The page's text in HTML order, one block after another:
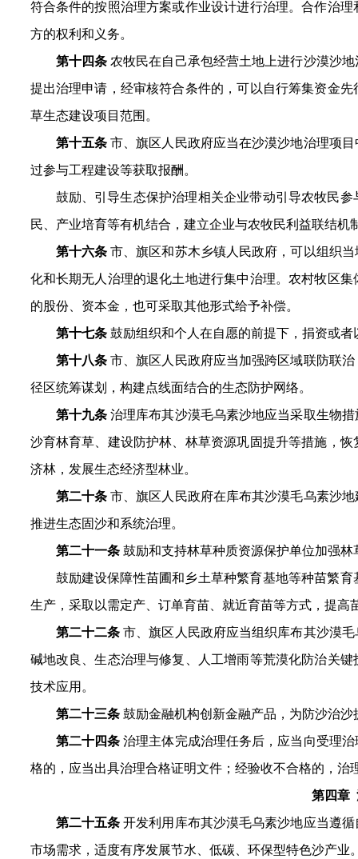
符合条件的按照治理方案或作业设计进行治理。合作治
方的权利和义务。
第十四条 农牧民在自己承包经营土地上进行沙漠沙
提出治理申请，经审核符合条件的，可以自行筹集资金
草生态建设项目范围。
第十五条市、旗区人民政府应当在沙漠沙地治理项
过参与工程建设等获取报酬。
鼓励、引导生态保护治理相关企业带动引导农牧民
民、产业培育等有机结合，建立企业与农牧民利益联结机
第十六条市 、旗区和苏木乡镇人民政府，可以组织
化和长期无人治理的退化土地进行集中治理。农村牧区
的股份、资本金，也可采取其他形式给予补偿。
第十七条鼓励组织和个人在自愿的前提下，捐资或
第十八条市、旗区人民政府应当加强跨区域联防联
径区统筹谋划，构建点线面结合的生态防护网络。
第十九条 治理库布其沙漠毛乌素沙地应当采取生物
沙育林育草、建设防护林、林草资源巩固提升等措施，
济林，发展生态经济型林业。
第二十条市、旗区人民政府在库布其沙漠毛乌素沙
推进生态固沙和系统治理。
第二十一条鼓励和支持林草种质资源保护单位加强
鼓励建设保障性苗圃和乡土草种繁育基地等种苗繁
生产，采取以需定产、订单育苗、就近育苗等方式，提高
第二十二条 市、旗区人民政府应当组织库布其沙漠
碱地改良、生态治理与修复、人工增雨等荒漠化防治关
技术应用。
第二十三条鼓励金融机构创新金融产品，为防沙治沙
第二十四条 治理主体完成治理任务后，应当向受理
格的，应当出具治理合格证明文件；经验收不合格的，治
第四章
第二十五条 开发利用库布其沙漠毛乌素沙地应当遵循
市场需求，适度有序发展节水、低碳、环保型特色沙产业